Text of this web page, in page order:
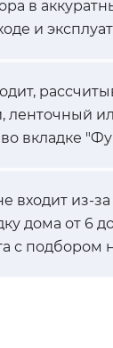
в
и
ленточный
вкладке
входит из-
дома от 6
с подбором